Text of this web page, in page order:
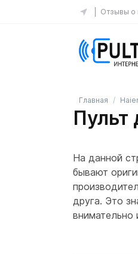
Отзывы о
Главная
Пульт
На данной
бывают
друга. Это
внимательно